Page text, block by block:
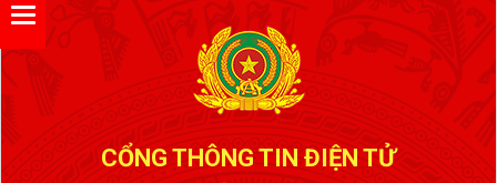
CỔNG THÔNG TIN ĐIỆN TỬ